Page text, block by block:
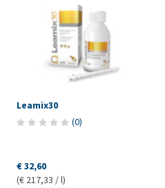
Leamix30
(0)
€ 32,60
(€ 217,33 / l)